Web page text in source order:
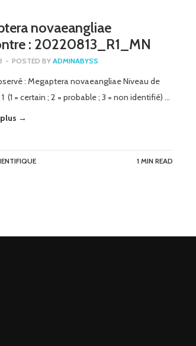
novaeangliae
: 20220813_R1_MN
- POSTED BY ADMINABYSS
: Megaptera novaeangliae Niveau de
(1 = certain ; 2 = probable ; 3 = non identifié) …
→
1 MIN READ